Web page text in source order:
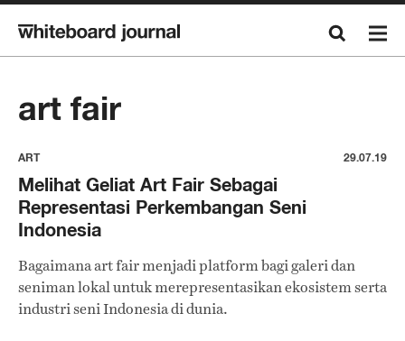
art fair
ART 29.07.19
Melihat Geliat Art Fair Sebagai
Representasi Perkembangan Seni
Indonesia
Bagaimana art fair menjadi platform bagi galeri dan
seniman lokal untuk merepresentasikan ekosistem serta
industri seni Indonesia di dunia.